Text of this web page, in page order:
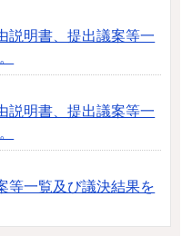
明書、提出議案等一
明書、提出議案等一
一覧及び議決結果を